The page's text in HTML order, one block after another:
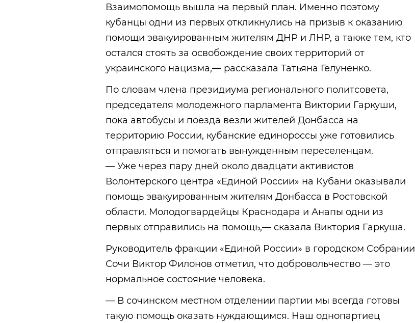
Взаимопомощь вышла на первый план. Именно поэтому
кубанцы одни из первых откликнулись на призыв к оказанию
помощи эвакуированным жителям ДНР и ЛНР, а также тем, кто
остался стоять за освобождение своих территорий от
украинского нацизма,— рассказала Татьяна Гелуненко.
По словам члена президиума регионального политсовета,
председателя молодежного парламента Виктории Гаркуши,
пока автобусы и поезда везли жителей Донбасса на
территорию России, кубанские единороссы уже готовились
отправляться и помогать вынужденным переселенцам.
— Уже через пару дней около двадцати активистов
Волонтерского центра «Единой России» на Кубани оказывали
помощь эвакуированным жителям Донбасса в Ростовской
области. Молодогвардейцы Краснодара и Анапы одни из
первых отправились на помощь,— сказала Виктория Гаркуша.
Руководитель фракции «Единой России» в городском Собрании
Сочи Виктор Филонов отметил, что добровольчество — это
нормальное состояние человека.
— В сочинском местном отделении партии мы всегда готовы
такую помощь оказать нуждающимся. Наш однопартиец